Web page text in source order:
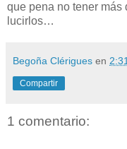
que pena no tener
lucirlos…
Begoña Clérigues en 2:31
Compartir
1 comentario: